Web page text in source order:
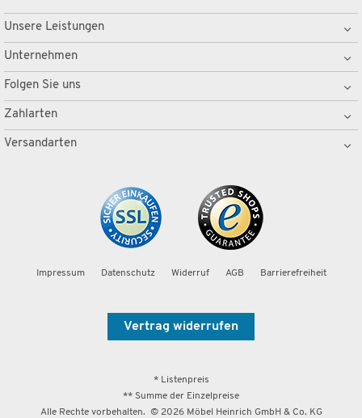
Unsere Leistungen
Unternehmen
Folgen Sie uns
Zahlarten
Versandarten
Impressum Datenschutz Widerruf AGB Barrierefreiheit
Vertrag widerrufen
* Listenpreis
** Summe der Einzelpreise
Alle Rechte vorbehalten. © 2026Möbel Heinrich GmbH & Co. KG